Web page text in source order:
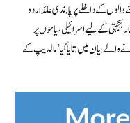
کے داخلے پر پابندی عائد اردو
کے لیے اسرائیلی سیاحوں پر
بیان میں بتایا گیا ’ مالدیپ کے